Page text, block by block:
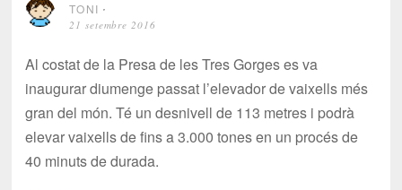
TONI ⋅
21 setembre 2016
Al costat de la Presa de les Tres Gorges es va
inaugurar diumenge passat l’elevador de vaixells més
gran del món. Té un desnivell de 113 metres i podrà
elevar vaixells de fins a 3.000 tones en un procés de
40 minuts de durada.